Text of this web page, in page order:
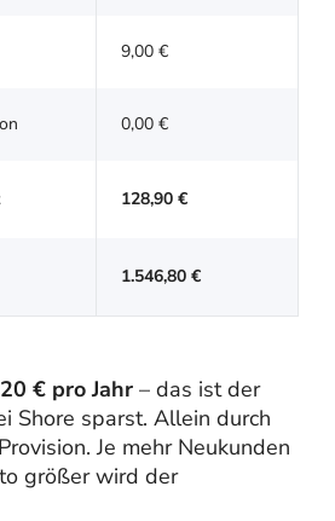
9,00 €
0,00 €
128,90 €
1.546,80 €
€ pro Jahr – das ist der
Shore sparst. Allein durch
Je mehr Neukunden
größer wird der